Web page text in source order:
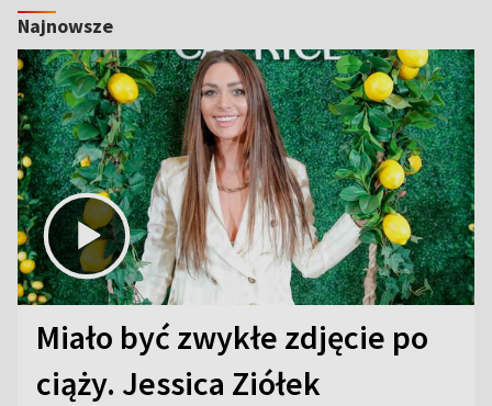
Najnowsze
Miało być zwykłe zdjęcie po
ciąży. Jessica Ziółek